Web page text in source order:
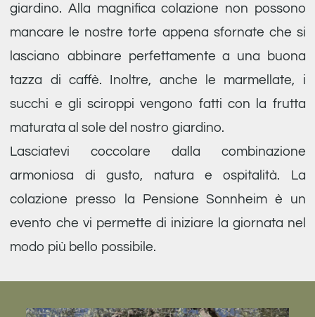
giardino. Alla magnifica colazione non possono
mancare le nostre torte appena sfornate che si
lasciano abbinare perfettamente a una buona
tazza di caffè. Inoltre, anche le marmellate, i
succhi e gli sciroppi vengono fatti con la frutta
maturata al sole del nostro giardino.
Lasciatevi coccolare dalla combinazione
armoniosa di gusto, natura e ospitalità. La
colazione presso la Pensione Sonnheim è un
evento che vi permette di iniziare la giornata nel
modo più bello possibile.